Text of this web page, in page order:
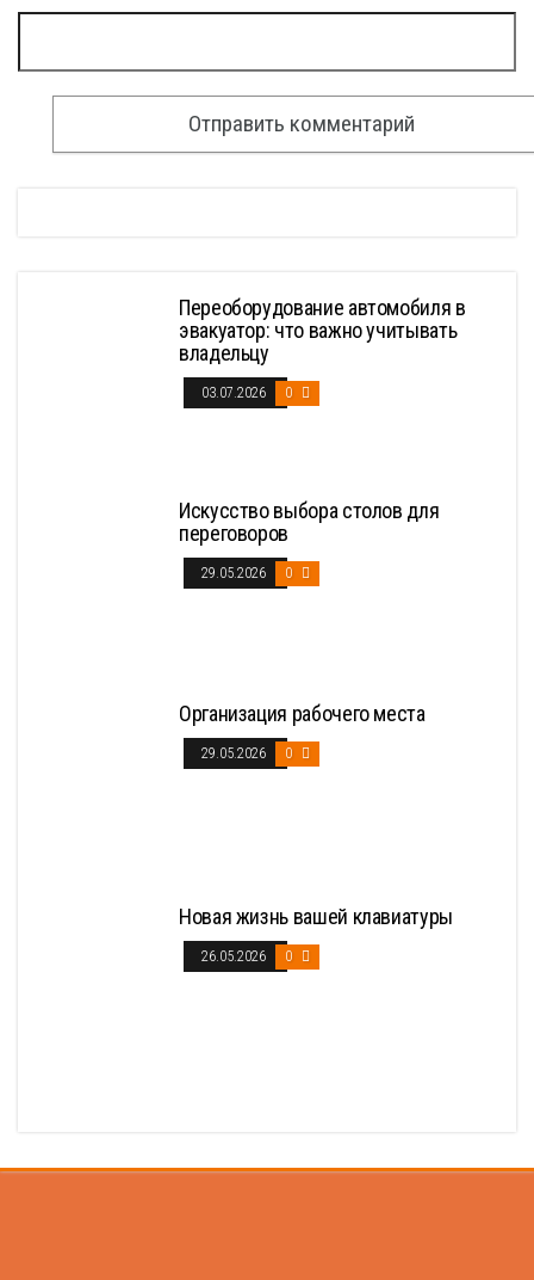
Переоборудование автомобиля в
эвакуатор: что важно учитывать
владельцу
03.07.2026 0
Искусство выбора столов для
переговоров
29.05.2026 0
Организация рабочего места
29.05.2026 0
Новая жизнь вашей клавиатуры
26.05.2026 0